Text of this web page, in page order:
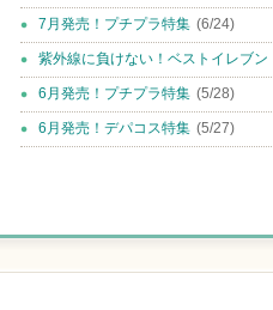
7月発売！プチプラ特集 (6/24)
紫外線に負けない！ベストイレブン
6月発売！プチプラ特集 (5/28)
6月発売！デパコス特集 (5/27)